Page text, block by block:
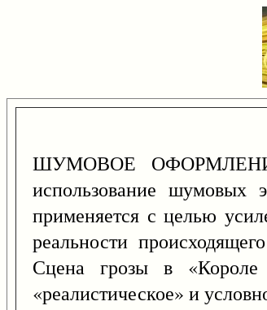
ШУМОВОЕ ОФОРМЛЕНИЕ
использование
применяется с целью
реальности
Сцена грозы в
«реалистическое» и